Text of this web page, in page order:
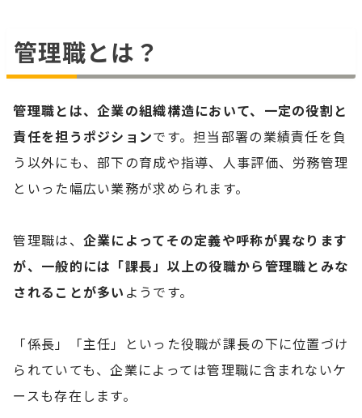
管理職とは？
管理職とは、企業の組織構造において、一定の役割と
責任を担うポジションです。担当部署の業績責任を負
う以外にも、部下の育成や指導、人事評価、労務管理
といった幅広い業務が求められます。
管理職は、 企業によってその定義や呼称が異なります
が、一般的には「課長」以上の役職から管理職とみな
されることが多い ようです。
「係長」「主任」といった役職が課長の下に位置づけ
られていても、企業によっては管理職に含まれないケ
ースも存在します。